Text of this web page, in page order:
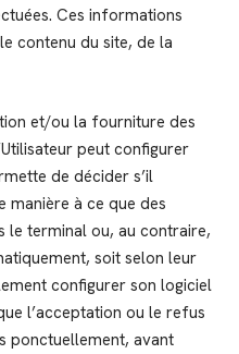
Ces informations
contenu du site, de la
et/ou la fourniture des
peut configurer
de décider s’il
manière à ce que des
le terminal ou, au contraire,
soit selon leur
configurer son logiciel
l’acceptation ou le refus
ponctuellement, avant